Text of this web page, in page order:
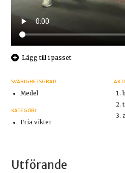
Lägg till i passet
SVÅRIGHETSGRAD
Medel
KATEGORI
Fria vikter
Utförande